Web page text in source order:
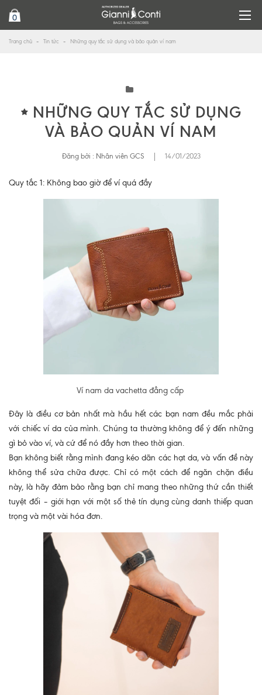
0
Trang chủ Tin tức Những quy tắc sử dụng và bảo quản ví nam
NHỮNG QUY TẮC SỬ DỤNG
VÀ BẢO QUẢN VÍ NAM
Đăng bởi : Nhân viên GCS 14/01/2023
Quy tắc 1: Không bao giờ để ví quá đầy
Ví nam da vachetta đẳng cấp
Đây là điều cơ bản nhất mà hầu hết các bạn nam đều mắc phải
với chiếc ví da của mình. Chúng ta thường không để ý đến những
gì bỏ vào ví, và cứ để nó đầy hơn theo thời gian.
Bạn không biết rằng mình đang kéo dãn các hạt da, và vấn đề này
không thể sửa chữa được. Chỉ có một cách để ngăn chặn điều
này, là hãy đảm bảo rằng bạn chỉ mang theo những thứ cần thiết
tuyệt đối – giới hạn với một số thẻ tín dụng cùng danh thiếp quan
trọng và một vài hóa đơn.